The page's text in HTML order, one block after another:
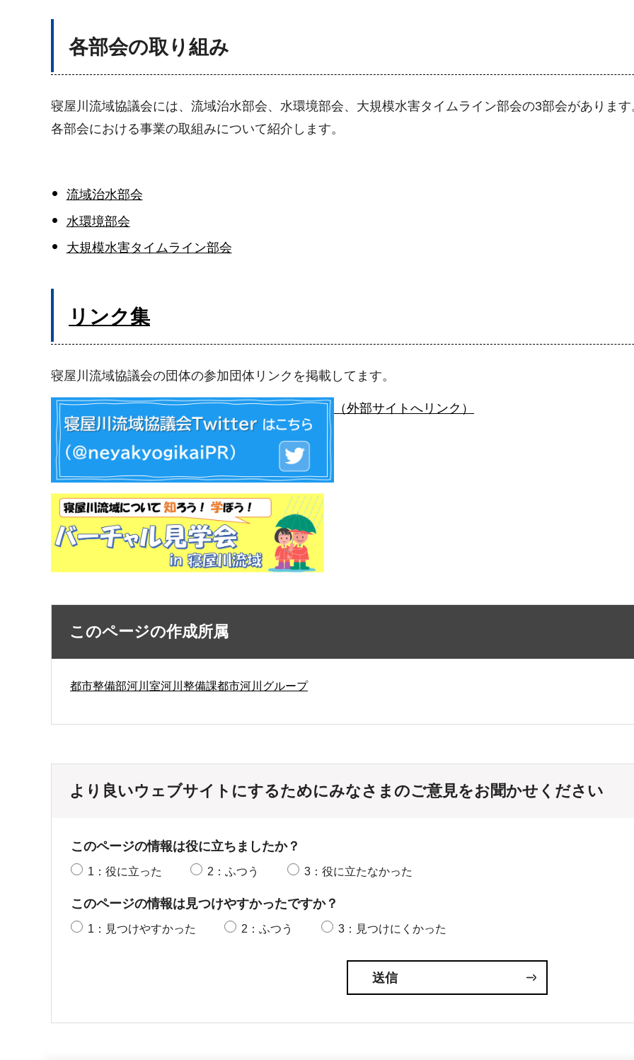
各部会の取り組み
寝屋川流域協議会には、流域治水部会、水環境部会、大規模水害タイムライン部会の3部会があります
各部会における事業の取組みについて紹介します。
流域治水部会
水環境部会
大規模水害タイムライン部会
リンク集
寝屋川流域協議会の団体の参加団体リンクを掲載してます。
（外部サイトへリンク）
このページの作成所属
都市整備部河川室河川整備課都市河川グループ
より良いウェブサイトにするためにみなさまのご意見をお聞かせください
このページの情報は役に立ちましたか？
1：役に立った 2：ふつう 3：役に立たなかった
このページの情報は見つけやすかったですか？
1：見つけやすかった 2：ふつう 3：見つけにくかった